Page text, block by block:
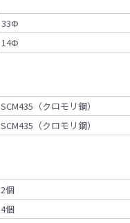
33Ф
14Ф
SCM435（クロモリ鋼）
SCM435（クロモリ鋼）
2個
4個